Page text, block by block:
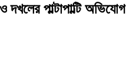
পাল্টাপাল্টি অভিযোগ